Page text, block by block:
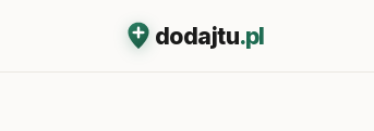
dodajtu.pl